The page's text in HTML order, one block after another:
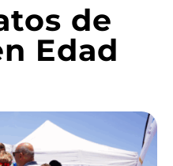
de
Edad